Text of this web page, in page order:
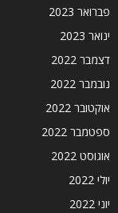
פברואר 2023
ינואר 2023
דצמבר 2022
נובמבר 2022
אוקטובר 2022
ספטמבר 2022
אוגוסט 2022
יולי 2022
יוני 2022